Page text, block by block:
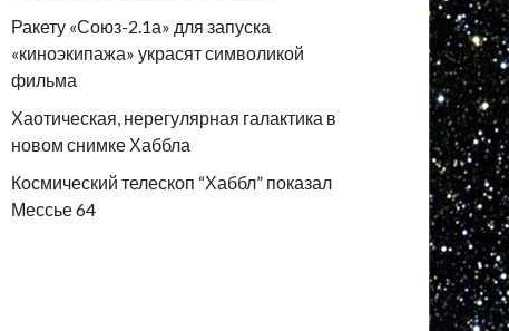
Ракету «Союз-2.1а» для запуска
«киноэкипажа» украсят символикой
фильма
Хаотическая, нерегулярная галактика в
новом снимке Хаббла
Космический телескоп “Хаббл” показал
Мессье 64